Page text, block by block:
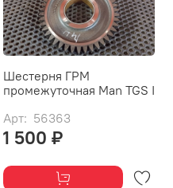
Шестерня ГРМ
промежуточная Man TGS I
Арт: 56363
1 500 ₽